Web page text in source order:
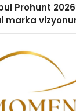
Prohunt
marka